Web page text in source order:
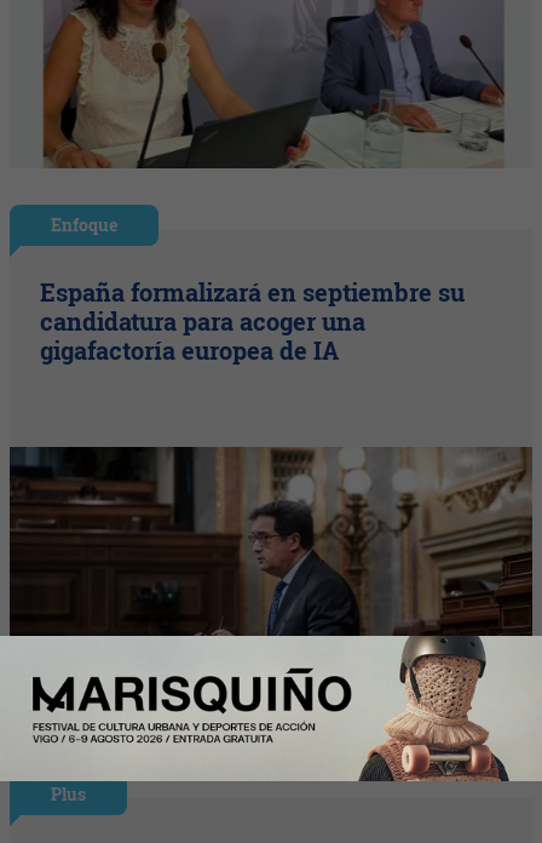
Enfoque
España formalizará en septiembre su
candidatura para acoger una
gigafactoría europea de IA
Plus